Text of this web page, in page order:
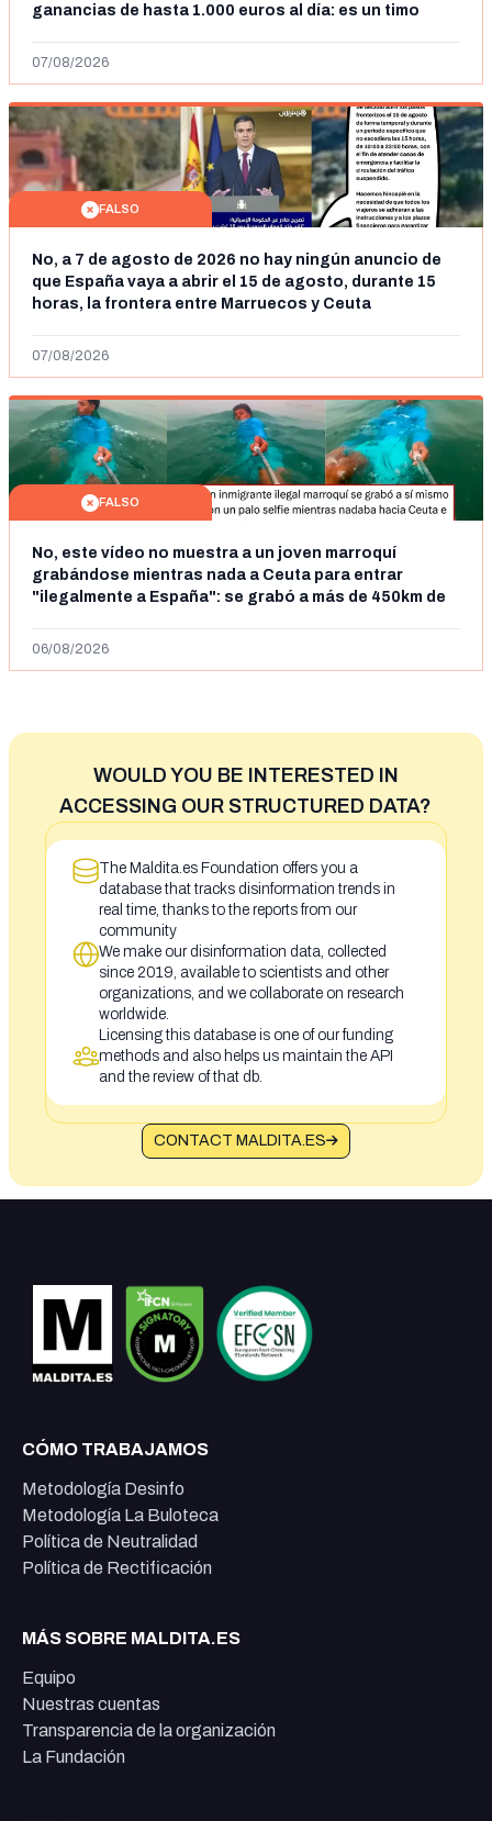
ganancias de hasta 1.000 euros al día: es un timo
07/08/2026
FALSO
No, a 7 de agosto de 2026 no hay ningún anuncio de
que España vaya a abrir el 15 de agosto, durante 15
horas, la frontera entre Marruecos y Ceuta
07/08/2026
FALSO
No, este vídeo no muestra a un joven marroquí
grabándose mientras nada a Ceuta para entrar
"ilegalmente a España": se grabó a más de 450km de
06/08/2026
WOULD YOU BE INTERESTED IN
ACCESSING OUR STRUCTURED DATA?
The Maldita.es Foundation offers you a
database that tracks disinformation trends in
real time, thanks to the reports from our
community
We make our disinformation data, collected
since 2019, available to scientists and other
organizations, and we collaborate on research
worldwide.
Licensing this database is one of our funding
methods and also helps us maintain the API
and the review of that db.
CONTACT MALDITA.ES
CÓMO TRABAJAMOS
Metodología Desinfo
Metodología La Buloteca
Política de Neutralidad
Política de Rectificación
MÁS SOBRE MALDITA.ES
Equipo
Nuestras cuentas
Transparencia de la organización
La Fundación